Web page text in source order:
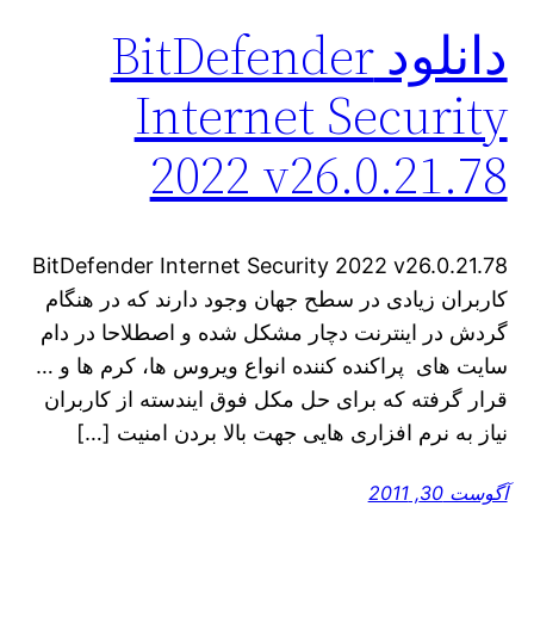
دانلود BitDefender
Internet Security
2022 v26.0.21.78
BitDefender Internet Security 2022 v26.0.21.78
کاربران زیادی در سطح جهان وجود دارند که در هنگام
گردش در اینترنت دچار مشکل شده و اصطلاحا در دام
سایت های پراکنده کننده انواع ویروس ها، کرم ها و …
قرار گرفته که برای حل مکل فوق ایندسته از کاربران
نیاز به نرم افزاری هایی جهت بالا بردن امنیت […]
آگوست 30, 2011